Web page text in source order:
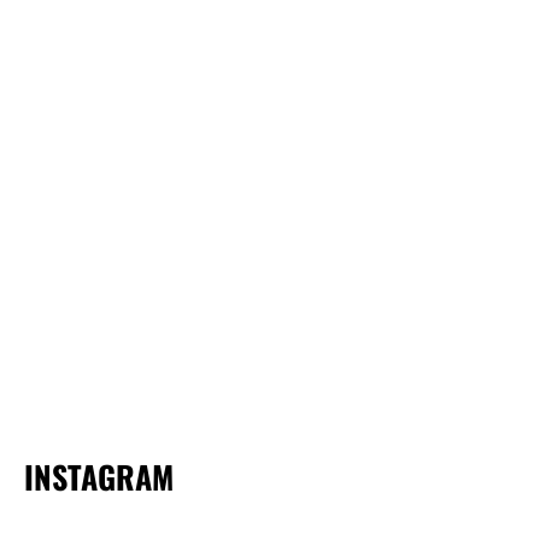
INSTAGRAM